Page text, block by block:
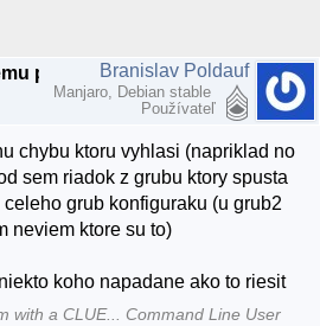
Re: Grub... start systemu po upgrade...Branislav Poldauf
Manjaro, Debian stable
Používateľ
chybu ktoru vyhlasi (napriklad no
sem riadok z grubu ktory spusta
grub konfiguraku (u grub2
neviem ktore su to)
koho napadane ako to riesit
with a CLUE... Command Line User